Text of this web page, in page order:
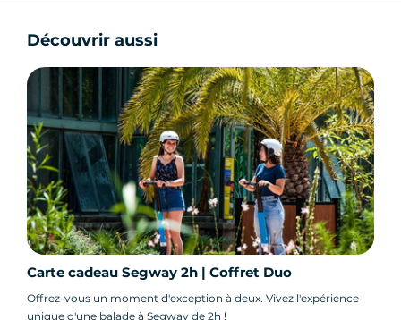
Découvrir aussi
Carte cadeau Segway 2h | Coffret Duo
Offrez-vous un moment d'exception à deux. Vivez l'expérience
unique d'une balade à Segway de 2h !